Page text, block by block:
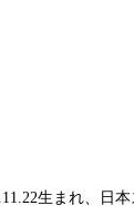
生まれ、日